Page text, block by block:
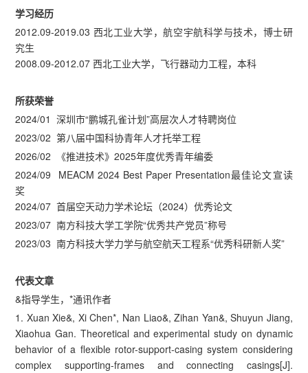
学习经历
2012.09-2019.03 西北工业大学，航空宇航科学与技术，博士研
究生
2008.09-2012.07 西北工业大学，飞行器动力工程，本科
所获荣誉
2024/01 深圳市“鹏城孔雀计划”高层次人才特聘岗位
2023/02 第八届中国科协青年人才托举工程
2026/02 《推进技术》2025年度优秀青年编委
2024/09 MEACM 2024 Best Paper Presentation最佳论文宣读
奖
2024/07 首届空天动力学术论坛（2024）优秀论文
2023/07 南方科技大学工学院“优秀共产党员”称号
2023/03 南方科技大学力学与航空航天工程系“优秀科研新人奖”
代表文章
&指导学生，*通讯作者
1. Xuan Xie&, Xi Chen*, Nan Liao&, Zihan Yan&, Shuyun Jiang,
Xiaohua Gan. Theoretical and experimental study on dynamic
behavior of a flexible rotor-support-casing system considering
complex supporting-frames and connecting casings[J].